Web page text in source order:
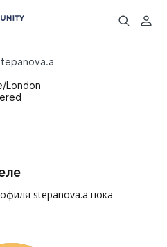
London
stepanova.a пока